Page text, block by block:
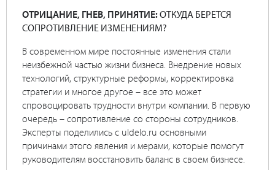
ОТРИЦАНИЕ, ГНЕВ, ПРИНЯТИЕ:ОТКУДА БЕРЕТСЯ
СОПРОТИВЛЕНИЕ ИЗМЕНЕНИЯМ?
В современном мире постоянные изменения стали
неизбежной частью жизни бизнеса. Внедрение новых
технологий, структурные реформы, корректировка
стратегии и многое другое – все это может
спровоцировать трудности внутри компании. В первую
очередь – сопротивление со стороны сотрудников.
Эксперты поделились с uldelo.ru основными
причинами этого явления и мерами, которые помогут
руководителям восстановить баланс в своем бизнесе.